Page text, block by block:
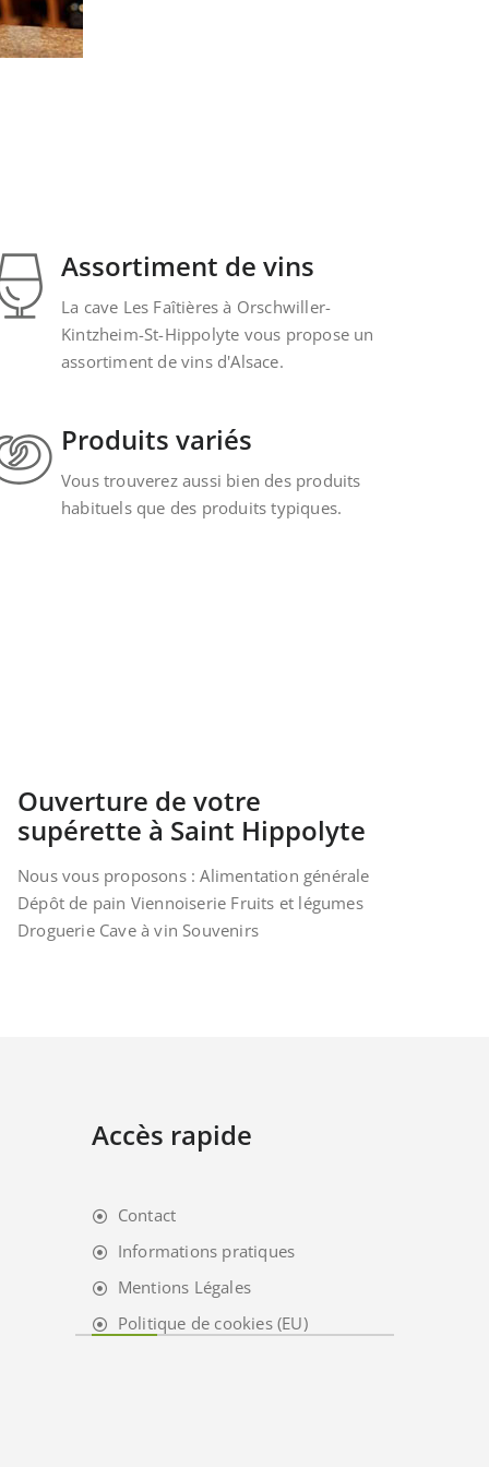
Assortiment de vins
La cave Les Faîtières à Orschwiller-
Kintzheim-St-Hippolyte vous propose un
assortiment de vins d'Alsace.
Produits variés
Vous trouverez aussi bien des produits
habituels que des produits typiques.
Ouverture de votre
supérette à Saint Hippolyte
Nous vous proposons : Alimentation générale
Dépôt de pain Viennoiserie Fruits et légumes
Droguerie Cave à vin Souvenirs
Accès rapide
Contact
Informations pratiques
Mentions Légales
Politique de cookies (EU)